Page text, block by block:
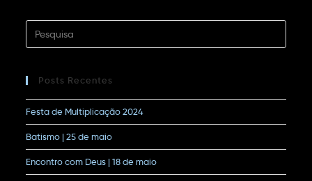
Posts Recentes
Festa de Multiplicação 2024
Batismo | 25 de maio
Encontro com Deus | 18 de maio